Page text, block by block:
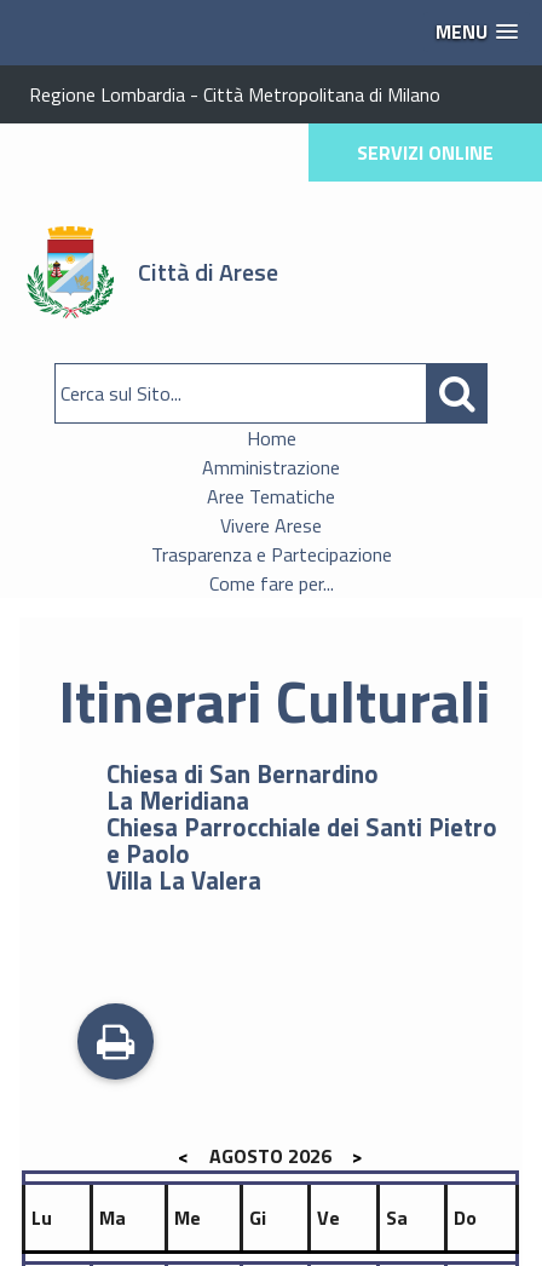
MENU
Regione Lombardia - Città Metropolitana di Milano
SERVIZI ONLINE
Città di Arese
Home
Amministrazione
Aree Tematiche
Vivere Arese
Trasparenza e Partecipazione
Come fare per...
Itinerari Culturali
Chiesa di San Bernardino
La Meridiana
Chiesa Parrocchiale dei Santi Pietro
e Paolo
Villa La Valera
STAMPA
< AGOSTO 2026 >
Lu Ma Me Gi Ve Sa Do